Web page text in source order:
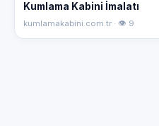
Kumlama Kabini İmalatı
kumlamakabini.com.tr · 👁 9